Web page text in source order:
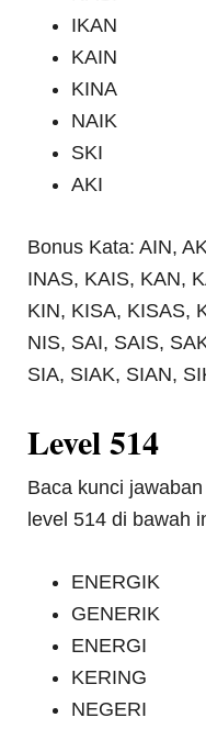
IKAN
KAIN
KINA
NAIK
SKI
AKI
Bonus Kata: AIN,
INAS, KAIS, KAN,
KIN, KISA, KISAS,
NIS, SAI, SAIS,
SIA, SIAK, SIAN,
Level 514
Baca kunci
level 514 di bawah
ENERGIK
GENERIK
ENERGI
KERING
NEGERI